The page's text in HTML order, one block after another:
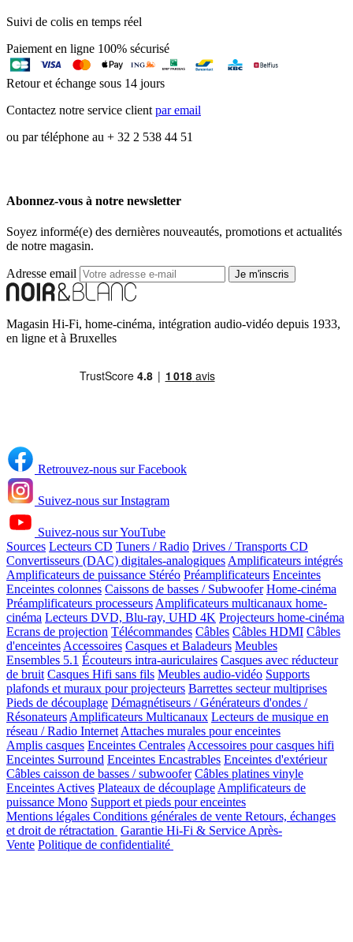
Suivi de colis en temps réel
Paiement en ligne 100% sécurisé
Retour et échange sous 14 jours
Contactez notre service clientpar email
ou par téléphone au + 32 2 538 44 51
Abonnez-vous à notre newsletter
Soyez informé(e) des dernières nouveautés, promotions et actualités
de notre magasin.
Adresse email Je m'inscris
Magasin Hi-Fi, home-cinéma, intégration audio-vidéo depuis 1933,
en ligne et à Bruxelles
Retrouvez-nous sur Facebook
Suivez-nous sur Instagram
Suivez-nous sur YouTube
Sources Lecteurs CD Tuners / Radio Drives / Transports CD
Convertisseurs (DAC) digitales-analogiques Amplificateurs intégrés
Amplificateurs de puissance Stéréo Préamplificateurs Enceintes
Enceintes colonnes Caissons de basses / Subwoofer Home-cinéma
Préamplificateurs processeurs Amplificateurs multicanaux home-
cinéma Lecteurs DVD, Blu-ray, UHD 4K Projecteurs home-cinéma
Ecrans de projection Télécommandes Câbles Câbles HDMI Câbles
d'enceintes Accessoires Casques et Baladeurs Meubles
Ensembles 5.1 Écouteurs intra-auriculaires Casques avec réducteur
de bruit Casques Hifi sans fils Meubles audio-vidéo Supports
plafonds et muraux pour projecteurs Barrettes secteur multiprises
Pieds de découplage Démagnétiseurs / Générateurs d'ondes /
Résonateurs Amplificateurs Multicanaux Lecteurs de musique en
réseau / Radio Internet Attaches murales pour enceintes
Amplis casques Enceintes Centrales Accessoires pour casques hifi
Enceintes Surround Enceintes Encastrables Enceintes d'extérieur
Câbles caisson de basses / subwoofer Câbles platines vinyle
Enceintes Actives Plateaux de découplage Amplificateurs de
puissance Mono Support et pieds pour enceintes
Mentions légales Conditions générales de vente Retours, échanges
et droit de rétractation Garantie Hi-Fi & Service Après-
Vente Politique de confidentialité